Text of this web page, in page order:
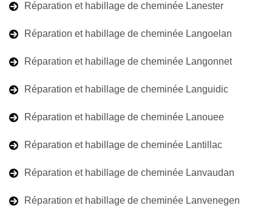
Réparation et habillage de cheminée Lanester
Réparation et habillage de cheminée Langoelan
Réparation et habillage de cheminée Langonnet
Réparation et habillage de cheminée Languidic
Réparation et habillage de cheminée Lanouee
Réparation et habillage de cheminée Lantillac
Réparation et habillage de cheminée Lanvaudan
Réparation et habillage de cheminée Lanvenegen